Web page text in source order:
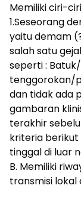
Memiliki ciri-
1.Seseorang
yaitu demam
salah satu
seperti :
tenggorokan/
dan tidak ada
gambaran
terakhir
kriteria berikut
tinggal di luar
B. Memiliki
transmisi lokal